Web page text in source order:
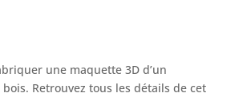
une maquette 3D d’un
Retrouvez tous les détails de cet